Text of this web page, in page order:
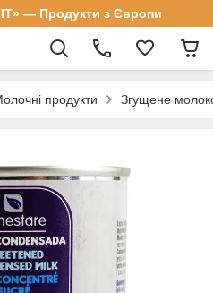
— Продукти з Європи
продукти Згущене